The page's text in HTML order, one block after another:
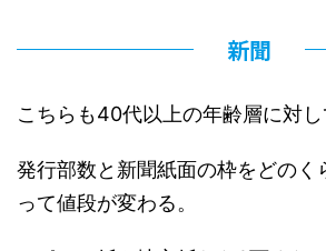
新聞
こちらも40代以上の年齢層に対し
発行部数と新聞紙面の枠をどのく
って値段が変わる。